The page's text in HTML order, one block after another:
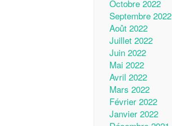
Octobre 2022
Septembre 2022
Août 2022
Juillet 2022
Juin 2022
Mai 2022
Avril 2022
Mars 2022
Février 2022
Janvier 2022